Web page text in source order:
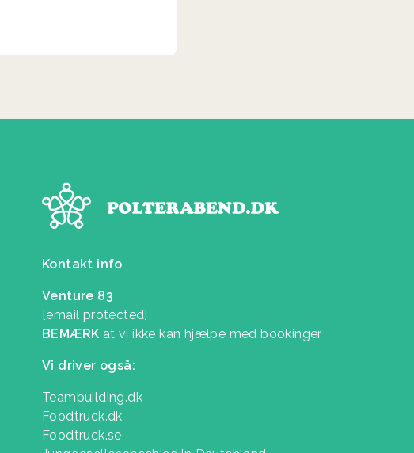
Kontakt info
Venture 83
[email protected]
BEMÆRK at vi ikke kan hjælpe med bookinger
Vi driver også:
Teambuilding.dk
Foodtruck.dk
Foodtruck.se